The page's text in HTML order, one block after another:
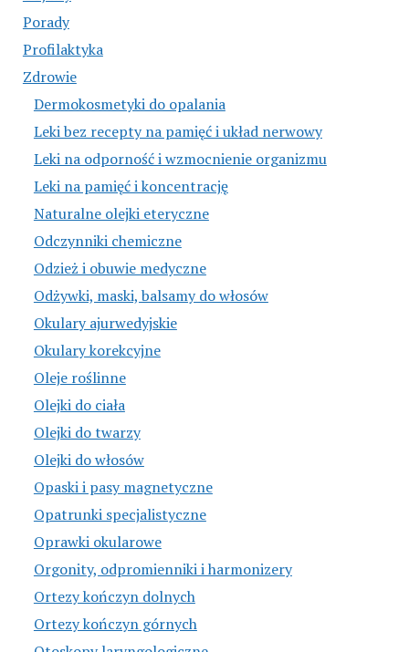
Porady
Profilaktyka
Zdrowie
Dermokosmetyki do opalania
Leki bez recepty na pamięć i układ nerwowy
Leki na odporność i wzmocnienie organizmu
Leki na pamięć i koncentrację
Naturalne olejki eteryczne
Odczynniki chemiczne
Odzież i obuwie medyczne
Odżywki, maski, balsamy do włosów
Okulary ajurwedyjskie
Okulary korekcyjne
Oleje roślinne
Olejki do ciała
Olejki do twarzy
Olejki do włosów
Opaski i pasy magnetyczne
Opatrunki specjalistyczne
Oprawki okularowe
Orgonity, odpromienniki i harmonizery
Ortezy kończyn dolnych
Ortezy kończyn górnych